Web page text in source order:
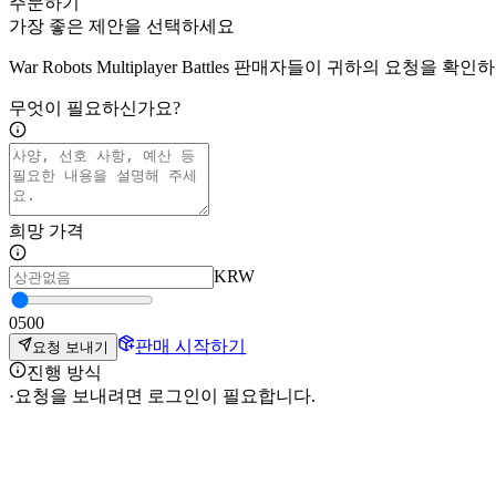
가장 좋은 제안을 선택하세요
War Robots Multiplayer Battles 판매자들이 귀하의 요청을 확인
무엇이 필요하신가요?
희망 가격
KRW
0500
요청 보내기
판매 시작하기
진행 방식
·요청을 보내려면 로그인이 필요합니다.